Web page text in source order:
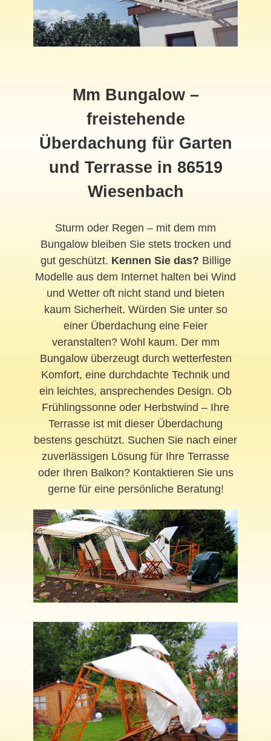
Mm Bungalow –
freistehende
Überdachung für Garten
und Terrasse in 86519
Wiesenbach
Sturm oder Regen – mit dem mm
Bungalow bleiben Sie stets trocken und
gut geschützt. Kennen Sie das? Billige
Modelle aus dem Internet halten bei Wind
und Wetter oft nicht stand und bieten
kaum Sicherheit. Würden Sie unter so
einer Überdachung eine Feier
veranstalten? Wohl kaum. Der mm
Bungalow überzeugt durch wetterfesten
Komfort, eine durchdachte Technik und
ein leichtes, ansprechendes Design. Ob
Frühlingssonne oder Herbstwind – Ihre
Terrasse ist mit dieser Überdachung
bestens geschützt. Suchen Sie nach einer
zuverlässigen Lösung für Ihre Terrasse
oder Ihren Balkon? Kontaktieren Sie uns
gerne für eine persönliche Beratung!